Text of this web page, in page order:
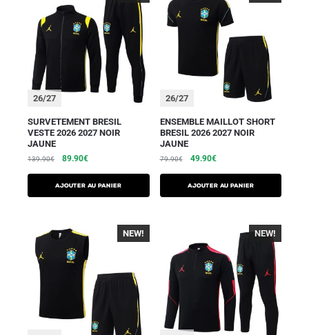
26/27
SURVETEMENT BRESIL
VESTE 2026 2027 NOIR
JAUNE
139.90€ 89.90€
AJOUTER AU PANIER
26/27
ENSEMBLE MAILLOT SHORT
BRESIL 2026 2027 NOIR
JAUNE
79.90€ 49.90€
AJOUTER AU PANIER
NEW! NEW!